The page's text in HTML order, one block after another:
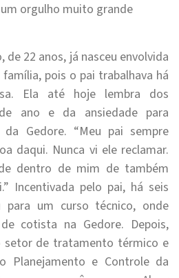
orgulho muito grande
de 22 anos, já nasceu envolvida
família, pois o pai trabalhava há
Ela até hoje lembra dos
ano e da ansiedade para
da Gedore. “Meu pai sempre
daqui. Nunca vi ele reclamar.
dentro de mim de também
Incentivada pelo pai, há seis
para um curso técnico, onde
cotista na Gedore. Depois,
setor de tratamento térmico e
Planejamento e Controle da